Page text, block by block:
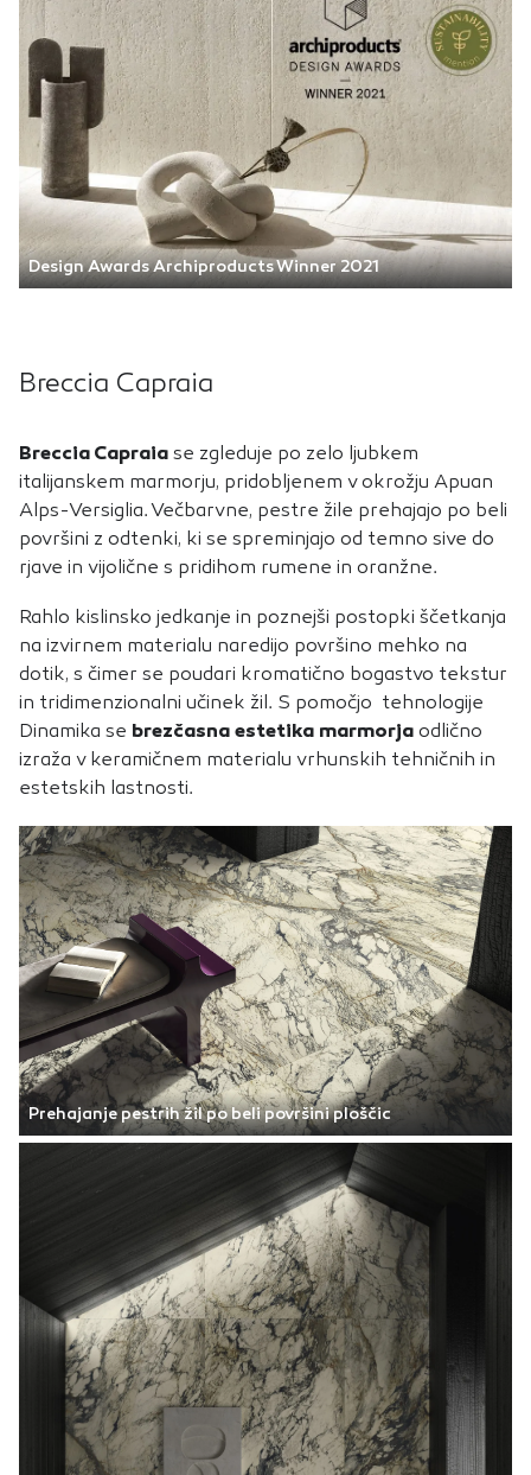
Design Awards Archiproducts Winner 2021
Breccia Capraia
Breccia Capraia se zgleduje po zelo ljubkem
italijanskem marmorju, pridobljenem v okrožju Apuan
Alps-Versiglia. Večbarvne, pestre žile prehajajo po beli
površini z odtenki, ki se spreminjajo od temno sive do
rjave in vijolične s pridihom rumene in oranžne.
Rahlo kislinsko jedkanje in poznejši postopki ščetkanja
na izvirnem materialu naredijo površino mehko na
dotik, s čimer se poudari kromatično bogastvo tekstur
in tridimenzionalni učinek žil. S pomočjo tehnologije
Dinamika se brezčasna estetika marmorja odlično
izraža v keramičnem materialu vrhunskih tehničnih in
estetskih lastnosti.
Prehajanje pestrih žil po beli površini ploščic